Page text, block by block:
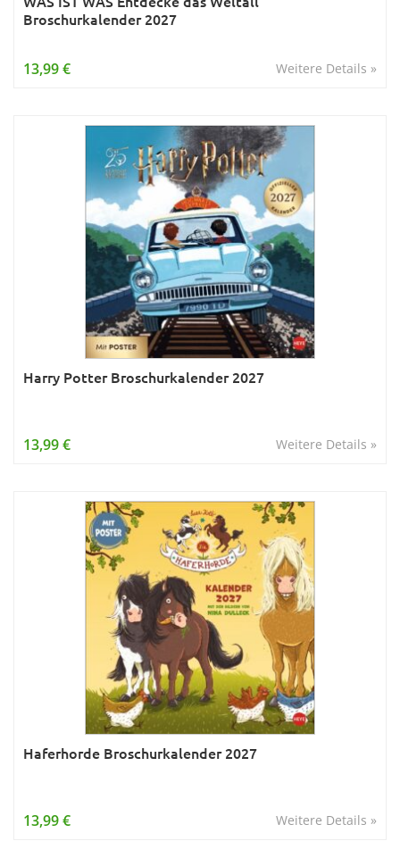
Zitate & Sprüche
Broschurkalender 2027
Weitere Details »
13,99 €
Harry Potter Broschurkalender 2027
Weitere Details »
13,99 €
Haferhorde Broschurkalender 2027
Weitere Details »
13,99 €